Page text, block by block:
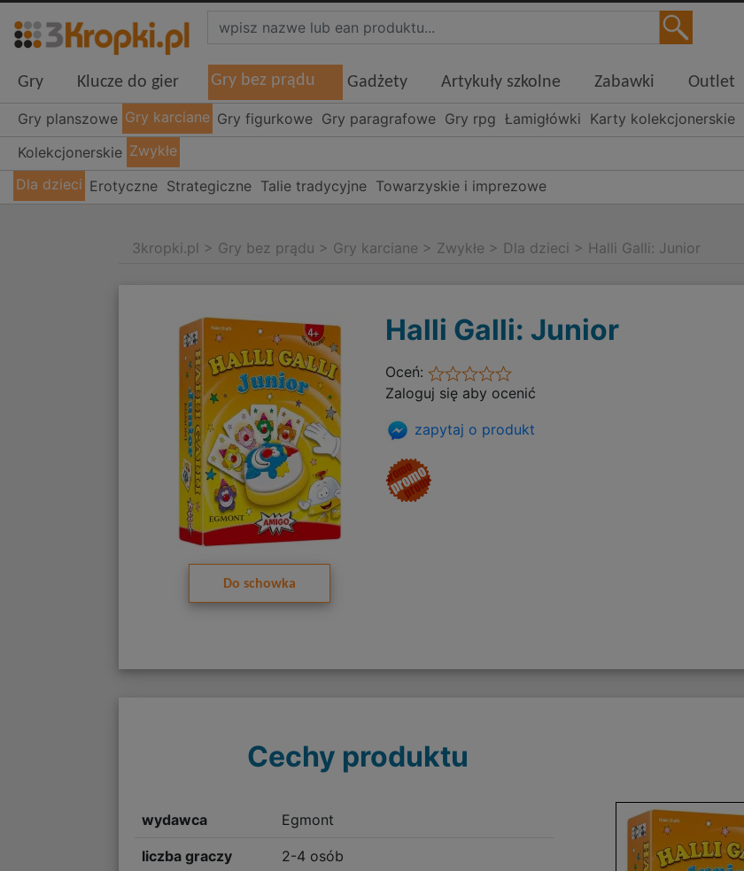
Gry Klucze do gier Gry bez prądu Gadżety Artykuły szkolne Zabawki Outlet
Gry planszowe Gry karciane Gry figurkowe Gry paragrafowe Gry rpg Łamigłówki Karty kolekcjonerskie
Kolekcjonerskie Zwykłe
Dla dzieci Erotyczne Strategiczne Talie tradycyjne Towarzyskie i imprezowe
3kropki.pl > Gry bez prądu > Gry karciane > Zwykłe > Dla dzieci > Halli Galli: Junior
Do schowka
Halli Galli: Junior
Oceń:
Zaloguj się aby ocenić
zapytaj o produkt
Cechy produktu
wydawca Egmont
liczba graczy 2-4 osób